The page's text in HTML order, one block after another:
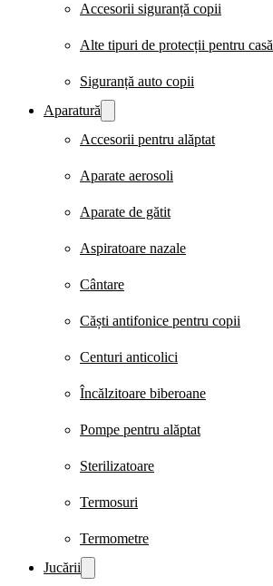
Accesorii siguranță copii
Alte tipuri de protecții pentru casă
Siguranță auto copii
Aparatură
Accesorii pentru alăptat
Aparate aerosoli
Aparate de gătit
Aspiratoare nazale
Cântare
Căști antifonice pentru copii
Centuri anticolici
Încălzitoare biberoane
Pompe pentru alăptat
Sterilizatoare
Termosuri
Termometre
Jucării